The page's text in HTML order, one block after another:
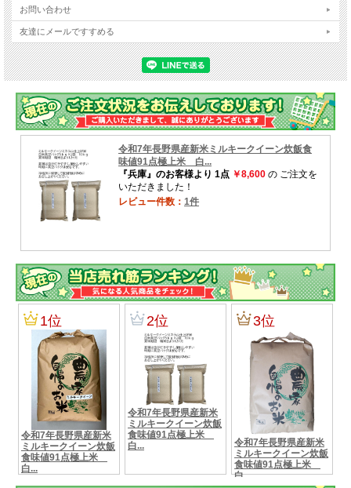
お問い合わせ
友達にメールですすめる